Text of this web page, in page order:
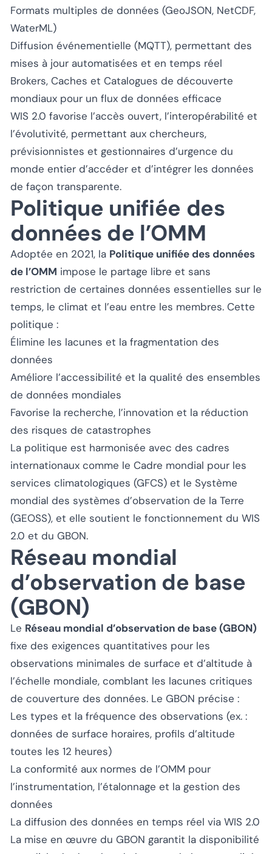
Formats multiples de données (GeoJSON, NetCDF,
WaterML)
Diffusion événementielle (MQTT), permettant des
mises à jour automatisées et en temps réel
Brokers, Caches et Catalogues de découverte
mondiaux pour un flux de données efficace
WIS 2.0 favorise l’accès ouvert, l’interopérabilité et
l’évolutivité, permettant aux chercheurs,
prévisionnistes et gestionnaires d’urgence du
monde entier d’accéder et d’intégrer les données
de façon transparente.
Politique unifiée des
données de l’OMM
Adoptée en 2021, la Politique unifiée des données
de l’OMM impose le partage libre et sans
restriction de certaines données essentielles sur le
temps, le climat et l’eau entre les membres. Cette
politique :
Élimine les lacunes et la fragmentation des
données
Améliore l’accessibilité et la qualité des ensembles
de données mondiales
Favorise la recherche, l’innovation et la réduction
des risques de catastrophes
La politique est harmonisée avec des cadres
internationaux comme le Cadre mondial pour les
services climatologiques (GFCS) et le Système
mondial des systèmes d’observation de la Terre
(GEOSS), et elle soutient le fonctionnement du WIS
2.0 et du GBON.
Réseau mondial
d’observation de base
(GBON)
Le Réseau mondial d’observation de base (GBON)
fixe des exigences quantitatives pour les
observations minimales de surface et d’altitude à
l’échelle mondiale, comblant les lacunes critiques
de couverture des données. Le GBON précise :
Les types et la fréquence des observations (ex. :
données de surface horaires, profils d’altitude
toutes les 12 heures)
La conformité aux normes de l’OMM pour
l’instrumentation, l’étalonnage et la gestion des
données
La diffusion des données en temps réel via WIS 2.0
La mise en œuvre du GBON garantit la disponibilité